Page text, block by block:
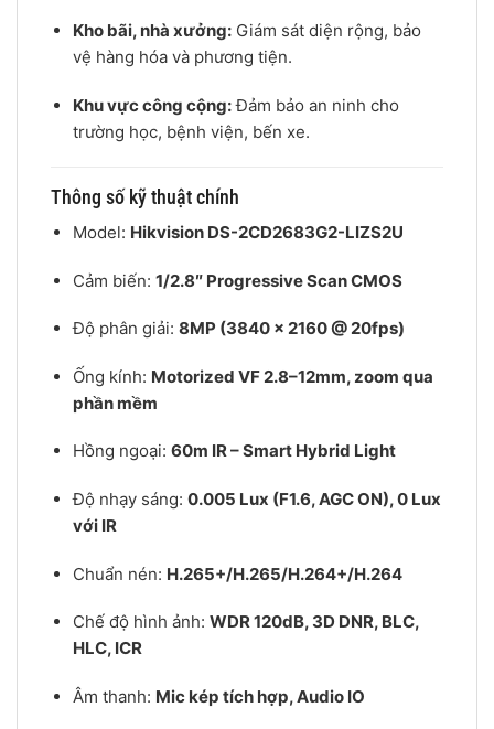
Kho bãi, nhà xưởng:Giám sát diện rộng, bảo
vệ hàng hóa và phương tiện.
Khu vực công cộng:Đảm bảo an ninh cho
trường học, bệnh viện, bến xe.
Thông số kỹ thuật chính
Model: Hikvision DS-2CD2683G2-LIZS2U
Cảm biến: 1/2.8″ Progressive Scan CMOS
Độ phân giải: 8MP (3840 × 2160 @ 20fps)
Ống kính: Motorized VF 2.8–12mm, zoom qua
phần mềm
Hồng ngoại: 60m IR – Smart Hybrid Light
Độ nhạy sáng: 0.005 Lux (F1.6, AGC ON), 0 Lux
với IR
Chuẩn nén: H.265+/H.265/H.264+/H.264
Chế độ hình ảnh: WDR 120dB, 3D DNR, BLC,
HLC, ICR
Âm thanh: Mic kép tích hợp, Audio IO